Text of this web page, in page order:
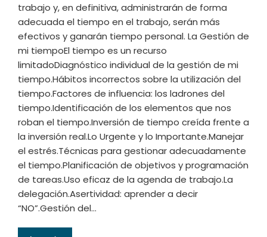
trabajo y, en definitiva, administrarán de forma
adecuada el tiempo en el trabajo, serán más
efectivos y ganarán tiempo personal. La Gestión de
mi tiempoEl tiempo es un recurso
limitadoDiagnóstico individual de la gestión de mi
tiempo.Hábitos incorrectos sobre la utilización del
tiempo.Factores de influencia: los ladrones del
tiempo.Identificación de los elementos que nos
roban el tiempo.Inversión de tiempo creída frente a
la inversión real.Lo Urgente y lo Importante.Manejar
el estrés.Técnicas para gestionar adecuadamente
el tiempo.Planificación de objetivos y programación
de tareas.Uso eficaz de la agenda de trabajo.La
delegación.Asertividad: aprender a decir
“NO”.Gestión del…